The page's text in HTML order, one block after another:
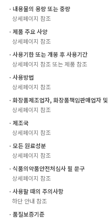
ㆍ내용물의 용량 또는 중량
상세페이지 참조
ㆍ제품 주요 사양
상세페이지 참조
ㆍ사용기한 또는 개봉 후 사용기간
상세페이지 참조 또는 제품 참조
ㆍ사용방법
상세페이지 참조
ㆍ화장품제조업자, 화장품책임판매업자
상세페이지 참조
ㆍ제조국
상세페이지 참조
ㆍ모든 원료성분
상세페이지 참조
ㆍ식품의약품안전처심사 필 문구
상세페이지 참조
ㆍ사용할 때의 주의사항
하단 안내 참조
ㆍ품질보증기준